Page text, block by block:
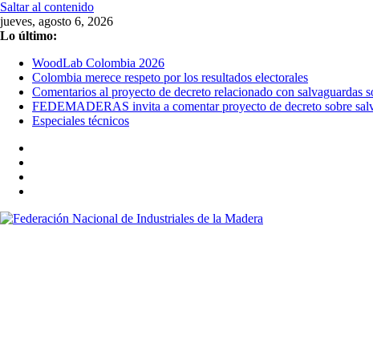
Saltar al contenido
jueves, agosto 6, 2026
Lo último:
WoodLab Colombia 2026
Colombia merece respeto por los resultados electorales
Comentarios al proyecto de decreto relacionado con salvaguardas
FEDEMADERAS invita a comentar proyecto de decreto sobre
Especiales técnicos